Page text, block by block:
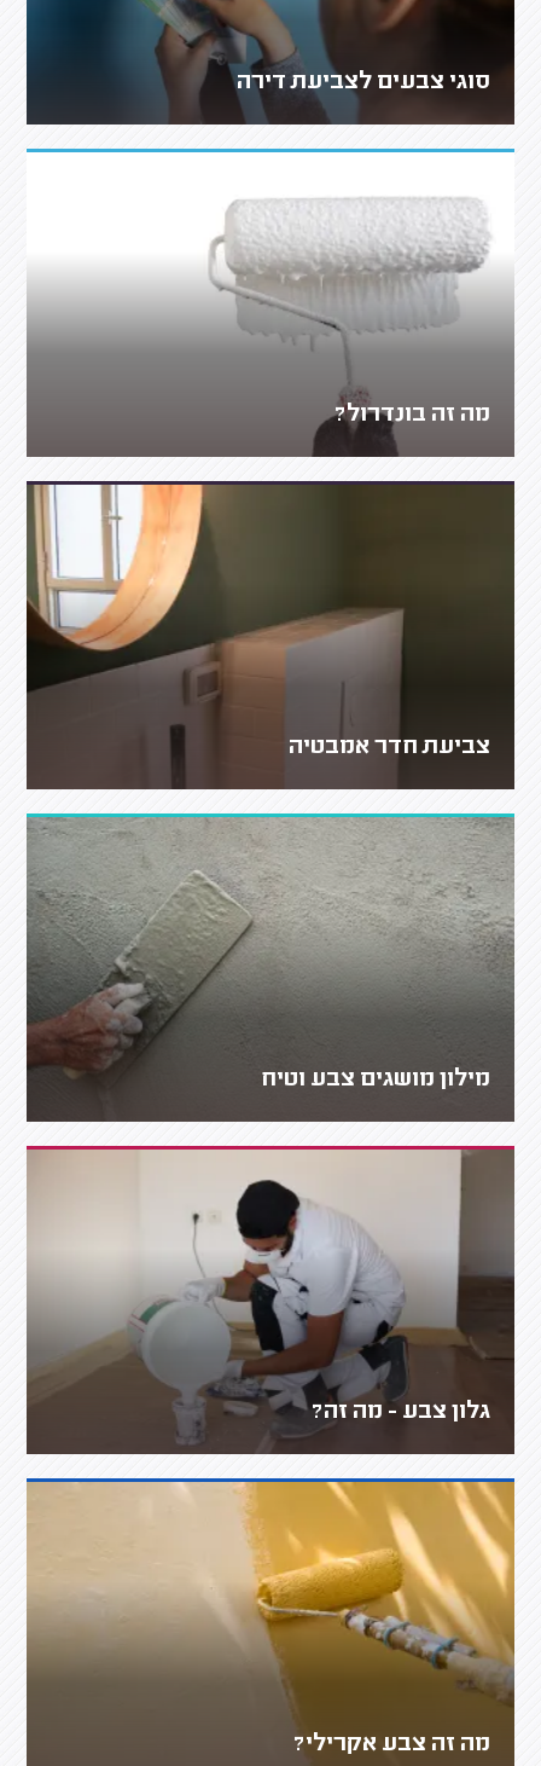
סוגי צבעים לצביעת דירה
מה זה בונדרול?
צביעת חדר אמבטיה
מילון מושגים צבע וטיח
גלון צבע - מה זה?
מה זה צבע אקרילי?